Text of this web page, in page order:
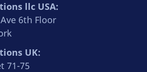
llc USA:
6th Floor
UK:
71-75